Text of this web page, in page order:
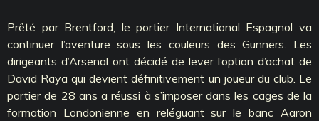
Prêté par Brentford, le portier International Espagnol va
continuer l’aventure sous les couleurs des Gunners. Les
dirigeants d’Arsenal ont décidé de lever l’option d’achat de
David Raya qui devient définitivement un joueur du club. Le
portier de 28 ans a réussi à s’imposer dans les cages de la
formation Londonienne en reléguant sur le banc Aaron